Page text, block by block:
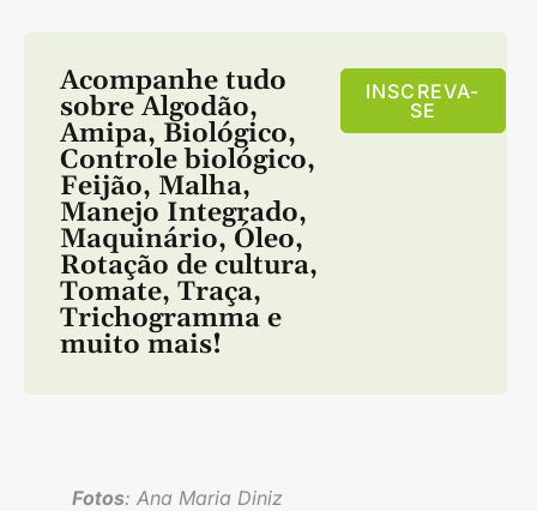
Acompanhe tudo
sobre Algodão,
Amipa, Biológico,
Controle biológico,
Feijão, Malha,
Manejo Integrado,
Maquinário,Óleo,
Rotação de cultura,
Tomate, Traça,
Trichogramma e
muito mais!
INSCREVA-
SE
Fotos: Ana Maria Diniz